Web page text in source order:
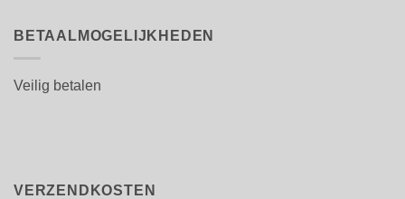
BETAALMOGELIJKHEDEN
Veilig betalen
VERZENDKOSTEN